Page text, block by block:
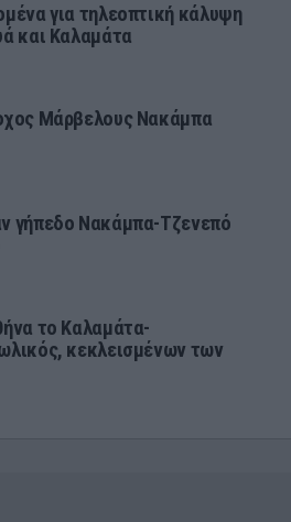
για τηλεοπτική κάλυψη
και Καλαμάτα
Μάρβελους Νακάμπα
γήπεδο Νακάμπα-Τζενεπό
το Καλαμάτα-
κεκλεισμένων των